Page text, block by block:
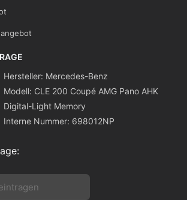
Hersteller: Mercedes-Benz
Modell: CLE 200 Coupé AMG Pano AHK
Digital-Light Memory
Interne Nummer: 698012NP